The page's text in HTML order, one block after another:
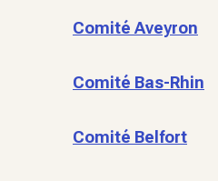
Comité Aveyron
Comité Bas-Rhin
Comité Belfort